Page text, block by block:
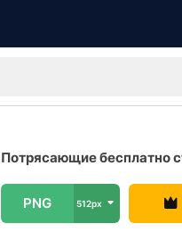
Потрясающие бесплатно
PNG 512px